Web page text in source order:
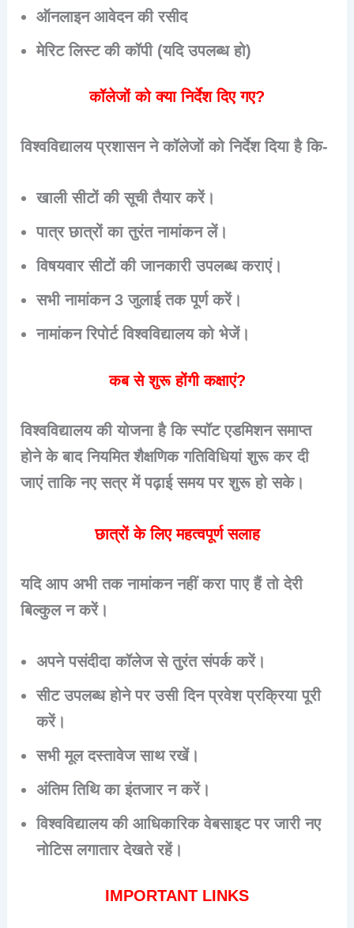
ऑनलाइन आवेदन की रसीद
मेरिट लिस्ट की कॉपी (यदि उपलब्ध हो)
कॉलेजों को क्या निर्देश दिए गए?
विश्वविद्यालय प्रशासन ने कॉलेजों को निर्देश दिया है कि-
खाली सीटों की सूची तैयार करें।
पात्र छात्रों का तुरंत नामांकन लें।
विषयवार सीटों की जानकारी उपलब्ध कराएं।
सभी नामांकन 3 जुलाई तक पूर्ण करें।
नामांकन रिपोर्ट विश्वविद्यालय को भेजें।
कब से शुरू होंगी कक्षाएं?
विश्वविद्यालय की योजना है कि स्पॉट एडमिशन समाप्त
होने के बाद नियमित शैक्षणिक गतिविधियां शुरू कर दी
जाएं ताकि नए सत्र में पढ़ाई समय पर शुरू हो सके।
छात्रों के लिए महत्वपूर्ण सलाह
यदि आप अभी तक नामांकन नहीं करा पाए हैं तो देरी
बिल्कुल न करें।
अपने पसंदीदा कॉलेज से तुरंत संपर्क करें।
सीट उपलब्ध होने पर उसी दिन प्रवेश प्रक्रिया पूरी
करें।
सभी मूल दस्तावेज साथ रखें।
अंतिम तिथि का इंतजार न करें।
विश्वविद्यालय की आधिकारिक वेबसाइट पर जारी नए
नोटिस लगातार देखते रहें।
IMPORTANT LINKS